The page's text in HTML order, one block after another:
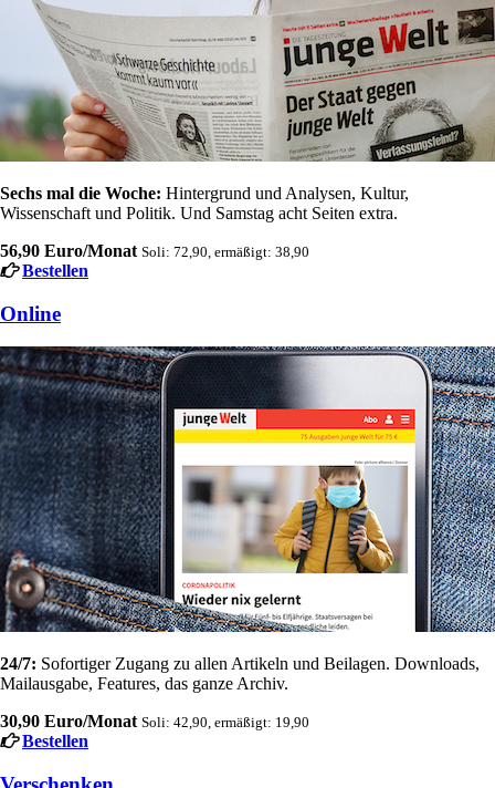
Sechs mal die Woche: Hintergrund und Analysen, Kultur,
Wissenschaft und Politik. Und Samstag acht Seiten extra.
56,90 Euro/Monat Soli: 72,90, ermäßigt: 38,90
Bestellen
Online
24/7: Sofortiger Zugang zu allen Artikeln und Beilagen. Downloads,
Mailausgabe, Features, das ganze Archiv.
30,90 Euro/Monat Soli: 42,90, ermäßigt: 19,90
Bestellen